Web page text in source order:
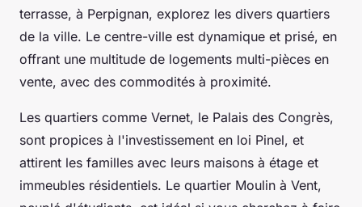
terrasse, à Perpignan, explorez les divers quartiers
de la ville. Le centre-ville est dynamique et prisé, en
offrant une multitude de logements multi-pièces en
vente, avec des commodités à proximité.
Les quartiers comme Vernet, le Palais des Congrès,
sont propices à l'investissement en loi Pinel, et
attirent les familles avec leurs maisons à étage et
immeubles résidentiels. Le quartier Moulin à Vent,